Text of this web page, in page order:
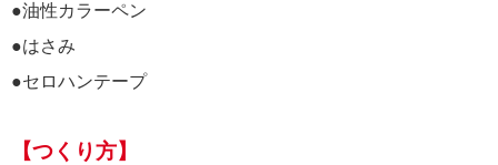
●油性カラーペン
●はさみ
●セロハンテープ
【つくり方】